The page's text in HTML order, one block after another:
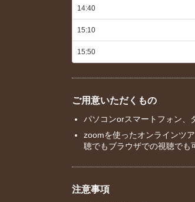
14:40
15:10
15:50
ご用意いただくもの
パソコンorスマートフォン、
zoomを使ったオンラインツ
聴でもブラウザでの視聴でも
注意事項